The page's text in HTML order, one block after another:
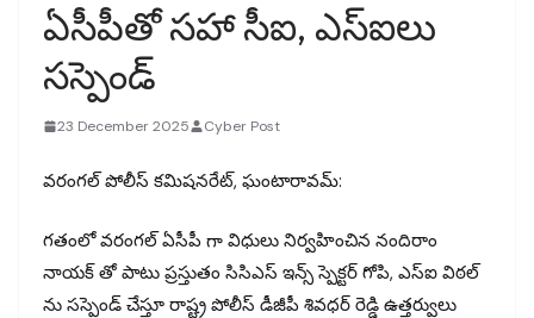
ఏసీపీతో సహా సీఐ, ఎస్ఐలు
సస్పెండ్
23 December 2025 Cyber Post
వరంగల్ పోలీస్ కమిషనరేట్, ఘంటారావమ్:
గతంలో వరంగల్ ఏసీపీ గా విధులు నిర్వహించిన నందిరాం
నాయక్ తో పాటు ప్రస్తుతం సిసిఎస్ ఇన్స్ స్పెక్టర్ గోపి, ఎస్ఐ విఠల్
ను సస్పెండ్ చేస్తూ రాష్ట్ర పోలీస్ డీజీపీ శివధర్ రెడ్డి ఉత్తర్వులు